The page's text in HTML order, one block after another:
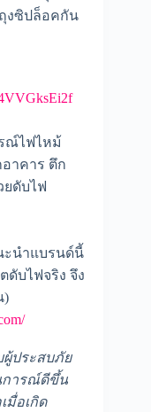
งซิปล็อคกัน
ณ์ไฟไหม้
าคาร ตึก
ยดับไฟ
ะนำแบรนด์นี้
ดับไฟจริง จึง
)
ผู้ประสบภัย
การณ์ดีขึ้น
มื่อเกิด